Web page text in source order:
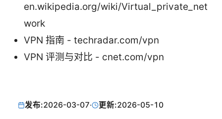
en.wikipedia.org/wiki/Virtual_private_net
work
VPN 指南 - techradar.com/vpn
VPN 评测与对比 - cnet.com/vpn
发布:2026-03-07· 更新:2026-05-10